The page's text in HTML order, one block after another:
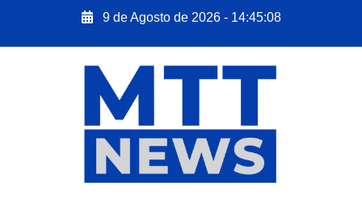
9 de Agosto de 2026 - 14:45:08